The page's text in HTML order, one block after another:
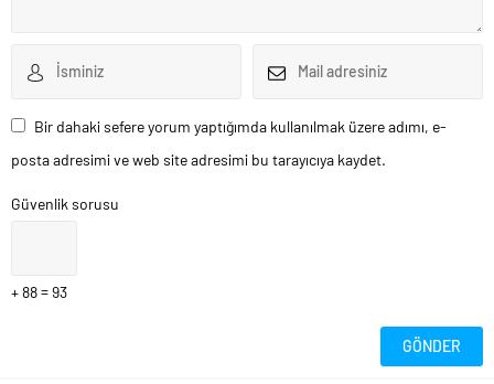
Bir dahaki sefere yorum yaptığımda kullanılmak üzere adımı, e-
posta adresimi ve web site adresimi bu tarayıcıya kaydet.
Güvenlik sorusu
+ 88 = 93